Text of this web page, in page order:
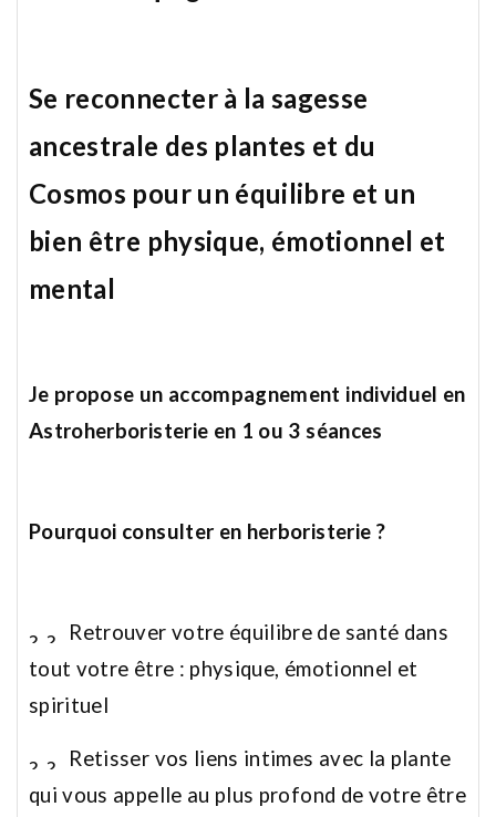
Se reconnecter à la sagesse
ancestrale des plantes et du
Cosmos pour un équilibre et un
bien être physique, émotionnel et
mental
Je propose un accompagnement individuel en
Astroherboristerie en 1 ou 3 séances
Pourquoi consulter en herboristerie ?
Retrouver votre équilibre de santé dans
tout votre être : physique, émotionnel et
spirituel
Retisser vos liens intimes avec la plante
qui vous appelle au plus profond de votre être